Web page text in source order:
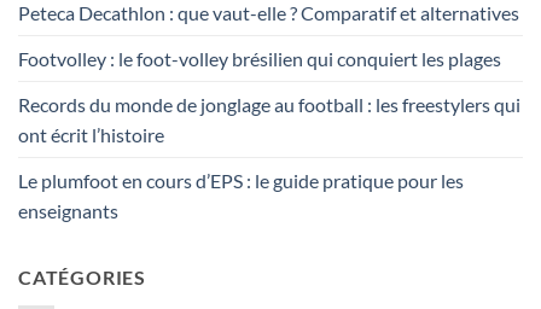
Peteca Decathlon : que vaut-elle ? Comparatif et alternatives
Footvolley : le foot-volley brésilien qui conquiert les plages
Records du monde de jonglage au football : les freestylers qui
ont écrit l’histoire
Le plumfoot en cours d’EPS : le guide pratique pour les
enseignants
CATÉGORIES